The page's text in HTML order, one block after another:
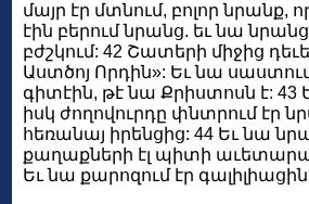
մայր էր մտնում, բոլոր նրանք,
էին բերում նրանց. եւ նա
բժշկում: 42 Շատերի միջից
Աստծոյ Որդին»: Եւ նա սաստում
գիտէին, թէ նա Քրիստոսն է: 43
իսկ ժողովուրդը փնտրում էր
հեռանայ իրենցից: 44 Եւ նա
քաղաքների էլ պիտի
Եւ նա քարոզում էր